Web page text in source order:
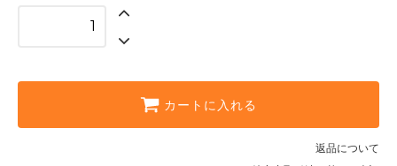
カートに入れる
返品について